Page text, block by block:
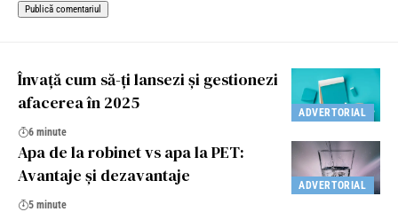
ADVERTORIAL
Învață cum să-ți lansezi și gestionezi
afacerea în 2025
6 minute
ADVERTORIAL
Apa de la robinet vs apa la PET:
Avantaje şi dezavantaje
5 minute